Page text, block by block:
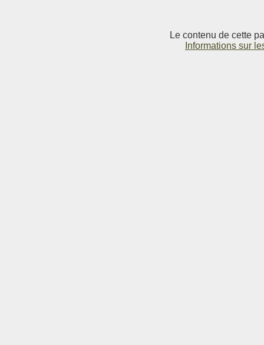
Le contenu de cette
Informations sur